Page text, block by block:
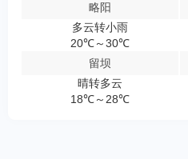
略阳
多云转小雨
20℃～30℃
留坝
晴转多云
18℃～28℃